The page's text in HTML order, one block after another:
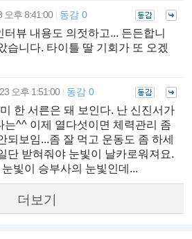
오후 8:41:00 동감 0
뷰 내용도 의젓하고... 든든합니
습니다. 타이틀 딸 기회가 또 오겠
오후 1:51:00 동감 0
한 서른은 돼 보인다. 난 신진서가
는^^ 이제 열다섯이면 체력관리 좀
되보임...좀 잘 먹고 운동도 좀 하세
단 받혀줘야 눈빛이 날카로워져요.
빛이 승부사의 눈빛인데...
더보기